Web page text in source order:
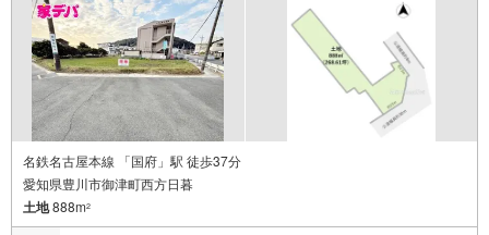
下の電話ボタンをタッチ！もしくはお気軽にお電話くださ
い。
名鉄名古屋本線 「国府」駅 徒歩37分
愛知県豊川市御津町西方日暮
土地888m2